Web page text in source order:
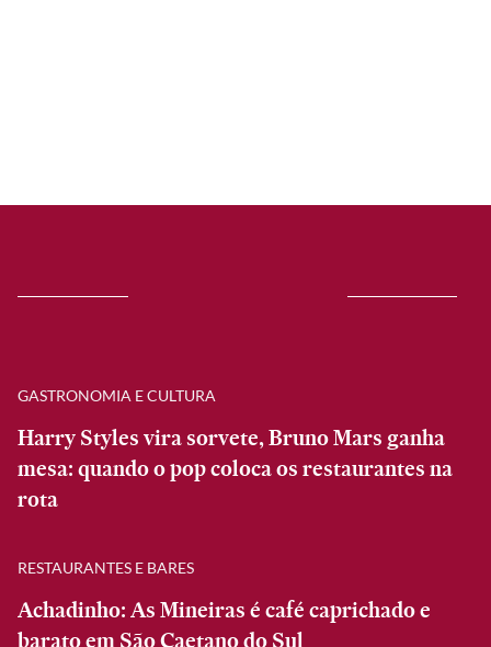
GASTRONOMIA E CULTURA
Harry Styles vira sorvete, Bruno Mars ganha
mesa: quando o pop coloca os restaurantes na
rota
RESTAURANTES E BARES
Achadinho: As Mineiras é café caprichado e
barato em São Caetano do Sul